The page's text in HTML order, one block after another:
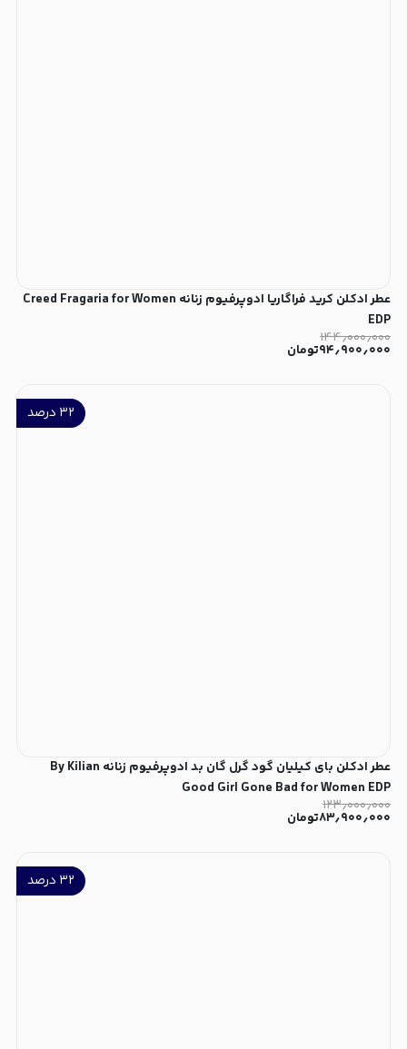
عطر ادکلن کرید فراگاریا ادوپرفیوم زنانه Creed Fragaria for Women
EDP
۱۴۴٫۰۰۰٫۰۰۰
۹۴٫۹۰۰٫۰۰۰تومان
۳۲ درصد
عطر ادکلن بای کیلیان گود گرل گان بد ادوپرفیوم زنانه By Kilian
Good Girl Gone Bad for Women EDP
۱۲۳٫۰۰۰٫۰۰۰
۸۳٫۹۰۰٫۰۰۰تومان
۳۲ درصد